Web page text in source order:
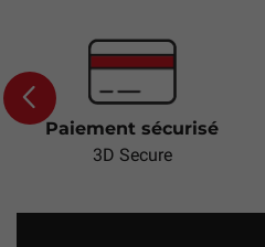
Previous
Paiement sécurisé
3D Secure